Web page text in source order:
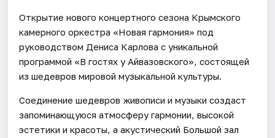
Открытие нового концертного сезона Крымского
камерного оркестра «Новая гармония» под
руководством Дениса Карлова с уникальной
программой «В гостях у Айвазовского», состоящей
из шедевров мировой музыкальной культуры.
Соединение шедевров живописи и музыки создаст
запоминающуюся атмосферу гармонии, высокой
эстетики и красоты, а акустический Большой зал